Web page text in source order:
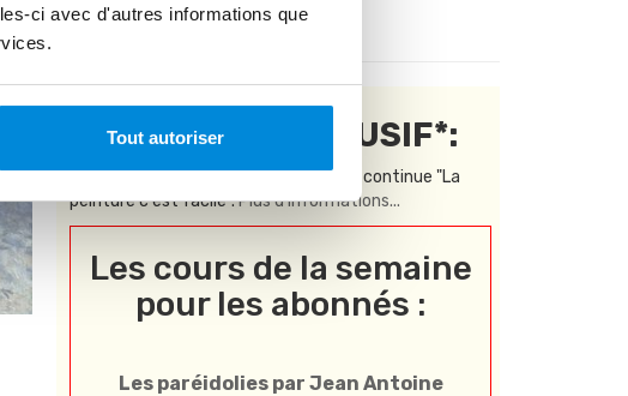
ci avec d'autres informations que
Tout autoriser
CONTENU EXCLUSIF*:
* Réservé aux abonnés à la formation continue "La
peinture c'est facile".Plus d'informations...
Les cours de la semaine
pour les abonnés :
Les paréidolies par Jean Antoine